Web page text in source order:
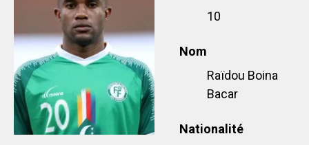
10
Nom
Raïdou Boina
Bacar
Nationalité